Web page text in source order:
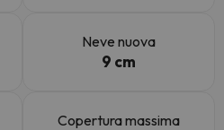
Neve nuova
9 cm
Copertura massima